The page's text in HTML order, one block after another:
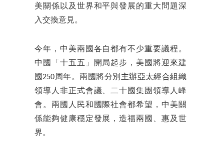
美關係以及世界和平與發展的重大問題深
入交換意見。
今年，中美兩國各自都有不少重要議程。
中國「十五五」開局起步，美國將迎來建
國250周年。兩國將分別主辦亞太經合組織
領導人非正式會議、二十國集團領導人峰
會。兩國人民和國際社會都希望，中美關
係能夠健康穩定發展，造福兩國、惠及世
界。